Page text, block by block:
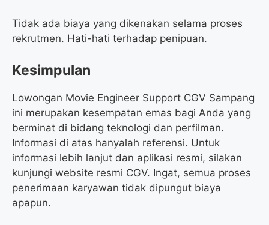
Tidak ada biaya yang dikenakan selama proses
rekrutmen. Hati-hati terhadap penipuan.
Kesimpulan
Lowongan Movie Engineer Support CGV Sampang
ini merupakan kesempatan emas bagi Anda yang
berminat di bidang teknologi dan perfilman.
Informasi di atas hanyalah referensi. Untuk
informasi lebih lanjut dan aplikasi resmi, silakan
kunjungi website resmi CGV. Ingat, semua proses
penerimaan karyawan tidak dipungut biaya
apapun.